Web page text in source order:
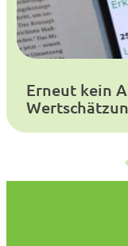
Erneut kein